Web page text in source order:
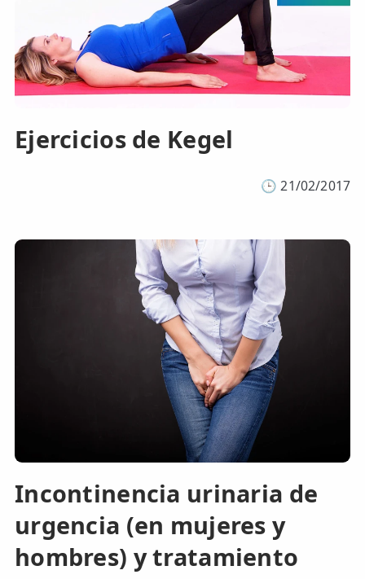
Ejercicios de Kegel
🕒 21/02/2017
Incontinencia urinaria de
urgencia (en mujeres y
hombres) y tratamiento